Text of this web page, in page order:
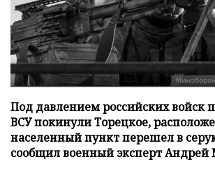
Под давлением российских войск
ВСУ покинули Торецкое,
населенный пункт перешел в
сообщил военный эксперт Андрей